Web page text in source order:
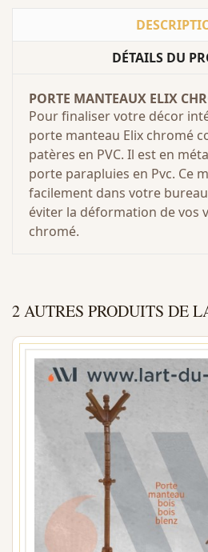
DÉTAILS DU
PORTE MANTEAUX ELIX
Pour finaliser votre décor
porte manteau Elix chromé
patères en PVC. Il est en
porte parapluies en Pvc. Ce
facilement dans votre
éviter la déformation de vos
chromé.
2 AUTRES PRODUITS DE